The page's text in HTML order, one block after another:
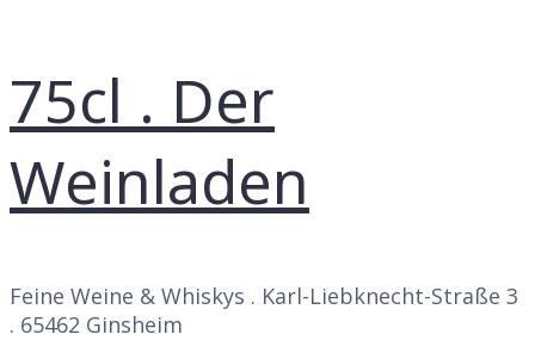
75cl . Der
Weinladen
Feine Weine & Whiskys . Karl-Liebknecht-Straße 3
. 65462 Ginsheim